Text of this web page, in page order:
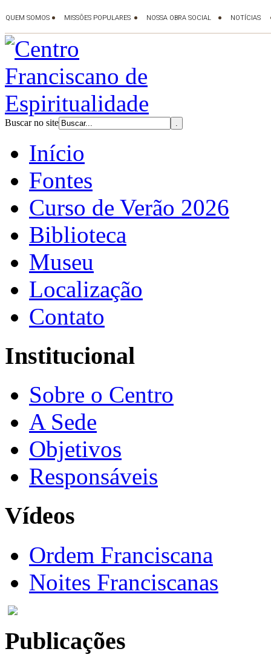
Buscar no site
Início
Fontes
Curso de Verão 2026
Biblioteca
Museu
Localização
Contato
Institucional
Sobre o Centro
A Sede
Objetivos
Responsáveis
Vídeos
Ordem Franciscana
Noites Franciscanas
Publicações